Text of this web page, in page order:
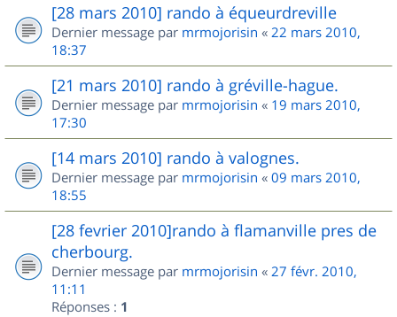
[28 mars 2010] rando à équeurdreville
Dernier message par mrmojorisin « 22 mars 2010,
18:37
[21 mars 2010] rando à gréville-hague.
Dernier message par mrmojorisin « 19 mars 2010,
17:30
[14 mars 2010] rando à valognes.
Dernier message par mrmojorisin « 09 mars 2010,
18:55
[28 fevrier 2010]rando à flamanville pres de
cherbourg.
Dernier message par mrmojorisin « 27 févr. 2010,
11:11
Réponses : 1